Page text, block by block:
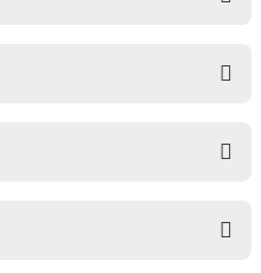
kullanarak tarafımıza